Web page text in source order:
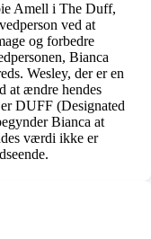
Amell i The Duff,
ved at
og forbedre
Bianca
Wesley, der er en
at ændre hendes
DUFF (Designated
Bianca at
værdi ikke er